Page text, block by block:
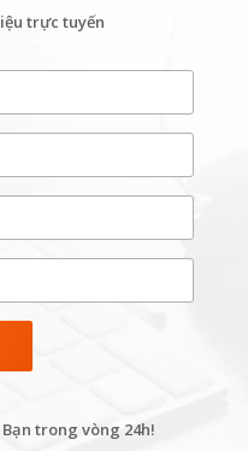
trực tuyến
Bạn trong vòng 24h!